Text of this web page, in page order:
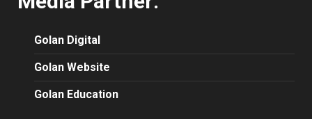
Golan Digital
Golan Website
Golan Education